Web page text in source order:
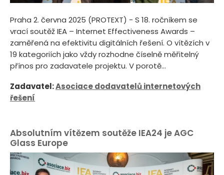
Praha 2. června 2025 (PROTEXT) - S 18. ročníkem se
vrací soutěž IEA – Internet Effectiveness Awards –
zaměřená na efektivitu digitálních řešení. O vítězích v
19 kategoriích jako vždy rozhodne číselně měřitelný
přínos pro zadavatele projektu. V porotě...
Zadavatel:Asociace dodavatelů internetových
řešení
Absolutním vítězem soutěže IEA24 je AGC
Glass Europe